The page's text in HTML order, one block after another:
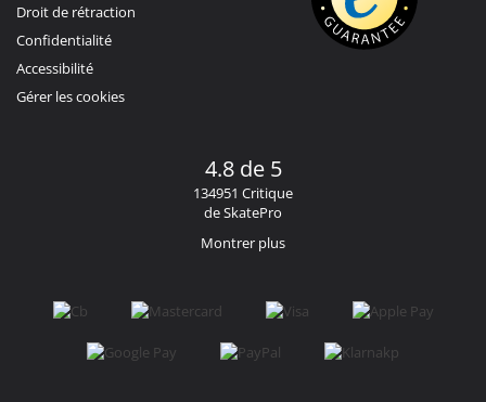
Droit de rétraction
Confidentialité
Accessibilité
Gérer les cookies
4.8 de 5
134951 Critique
de SkatePro
Montrer plus